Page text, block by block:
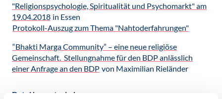
"Religionspsychologie, Spiritualität und Psychomarkt" am
19.04.2018 in Essen
Protokoll-Auszug zum Thema "Nahtoderfahrungen"
“Bhakti Marga Community” – eine neue religiöse
Gemeinschaft. Stellungnahme für den BDP anlässlich
einer Anfrage an den BDP von Maximilian Rieländer
Datei herunterladen: